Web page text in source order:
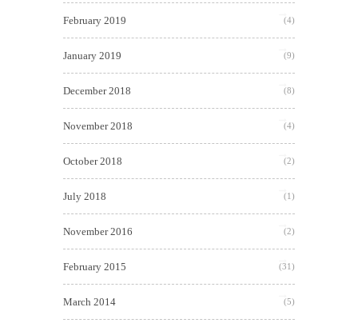
February 2019 (4)
January 2019 (9)
December 2018 (8)
November 2018 (4)
October 2018 (2)
July 2018 (1)
November 2016 (2)
February 2015 (31)
March 2014 (5)